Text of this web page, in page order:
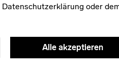
Datenschutzerklärung oder
Alle akzeptieren